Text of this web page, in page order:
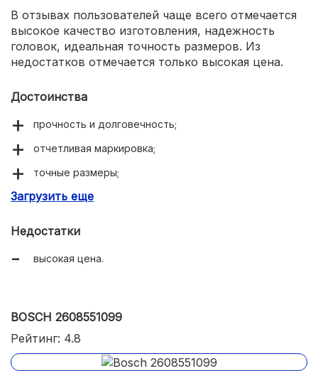
В отзывах пользователей чаще всего отмечается
высокое качество изготовления, надежность
головок, идеальная точность размеров. Из
недостатков отмечается только высокая цена.
Достоинства
прочность и долговечность;
отчетливая маркировка;
точные размеры;
пожизненная гарантия.
Загрузить еще
Недостатки
высокая цена.
BOSCH 2608551099
Рейтинг: 4.8